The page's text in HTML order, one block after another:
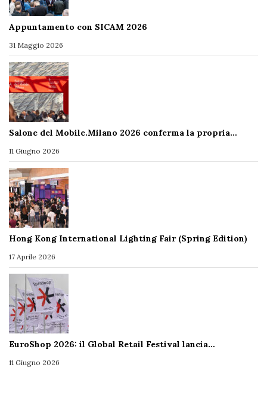
Appuntamento con SICAM 2026
31 Maggio 2026
Salone del Mobile.Milano 2026 conferma la propria…
11 Giugno 2026
Hong Kong International Lighting Fair (Spring Edition)
17 Aprile 2026
EuroShop 2026: il Global Retail Festival lancia…
11 Giugno 2026